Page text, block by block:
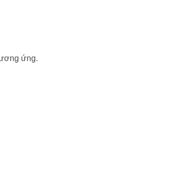
ứng.